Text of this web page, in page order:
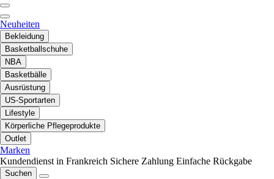
Neuheiten
Bekleidung
Basketballschuhe
NBA
Basketbälle
Ausrüstung
US-Sportarten
Lifestyle
Körperliche Pflegeprodukte
Outlet
Marken
Kundendienst in Frankreich Sichere Zahlung Einfache Rückgabe
Suchen